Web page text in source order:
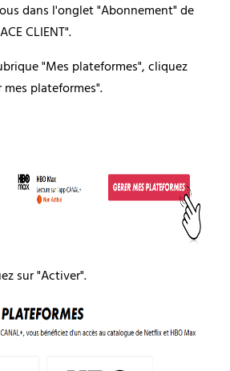
dans l'onglet "Abonnement" de
CLIENT".
"Mes plateformes", cliquez
mes plateformes".
sur "Activer".